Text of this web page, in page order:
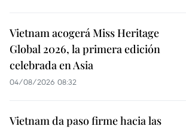
Vietnam acogerá Miss Heritage
Global 2026, la primera edición
celebrada en Asia
04/08/2026 08:32
Vietnam da paso firme hacia las